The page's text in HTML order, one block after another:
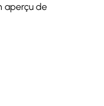
aperçu de